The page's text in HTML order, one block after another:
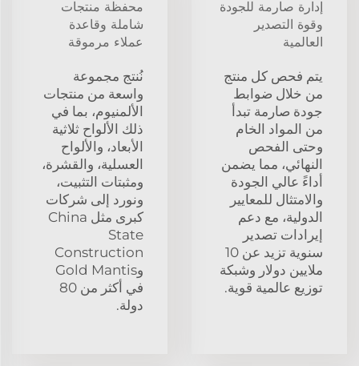
إدارة صارمة للجودة
وقوة التصدير
العالمية
يتم فحص كل منتج
من خلال ضوابط
جودة صارمة تبدأ
من المواد الخام
وحتى الفحص
النهائي، مما يضمن
أداءً عالي الجودة
والامتثال للمعايير
الدولية، مع دعم
إيرادات تصدير
سنوية تزيد عن 10
ملايين دولار وشبكة
توزيع عالمية قوية.
محفظة منتجات
شاملة وقاعدة
عملاء مرموقة
نُنتج مجموعة
واسعة من منتجات
الألمنيوم، بما في
ذلك الألواح ثلاثية
الأبعاد، والألواح
العسلية، والقشرة،
ومثبتات التثبيت،
ونورد إلى شركات
كبرى مثل China
State
Construction
وGold Mantis
في أكثر من 80
دولة.